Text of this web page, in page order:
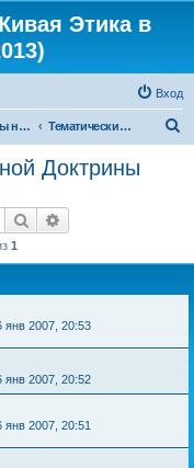
Этика в
Вход
Материалы нашего портала Тематические цитаты из Тайной Доктрины
Доктрины
Поиск
1
янв 2007, 20:53
янв 2007, 20:52
янв 2007, 20:51